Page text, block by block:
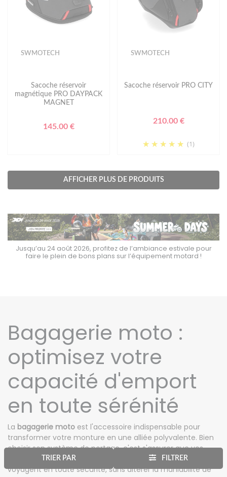
TRIER PAR FILTRER
SWMOTECH
Sacoche réservoir
magnétique PRO DAYPACK
MAGNET
145.00 €
SWMOTECH
Sacoche réservoir PRO CITY
210.00 €
(1)
AFFICHER PLUS DE PRODUITS
pour
Jusqu’au 24 août 2026, profitez de l’ambiance
faire le plein de bons plans sur l’équipement
Bagagerie moto :
optimisez votre
capacité d'emport
en toute sérénité
La bagagerie moto est l'accessoire indispensable pour
transformer votre monture en une alliée polyvalente. Bien
choisir son système de portage, c'est s'assurer que vos
personnels, votre
ou votre antivol
voyagent en toute sécurité, sans altérer la maniabilité de